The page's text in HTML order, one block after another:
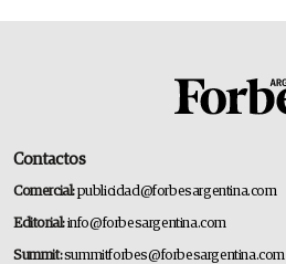
Contactos
Comercial:publicidad@forbesargentina.com
Editorial:info@forbesargentina.com
Summit:summitforbes@forbesargentina.com